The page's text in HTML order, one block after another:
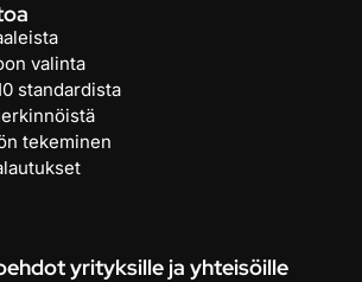
valinta
standardista
tekeminen
yrityksille ja yhteisöille